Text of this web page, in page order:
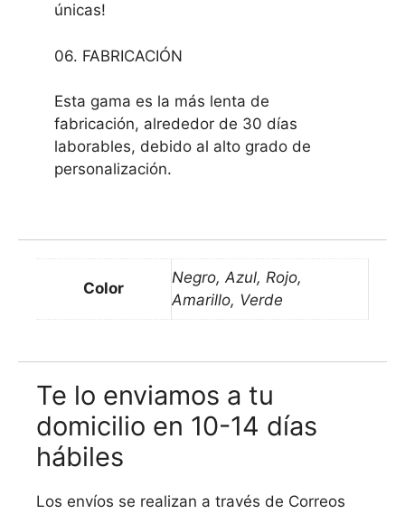
únicas!
06. FABRICACIÓN
Esta gama es la más lenta de
fabricación, alrededor de 30 días
laborables, debido al alto grado de
personalización.
Color
Negro, Azul, Rojo,
Amarillo, Verde
Te lo enviamos a tu
domicilio en 10-14 días
hábiles
Los envíos se realizan a través de Correos